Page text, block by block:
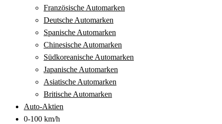
Französische Automarken
Deutsche Automarken
Spanische Automarken
Chinesische Automarken
Südkoreanische Automarken
Japanische Automarken
Asiatische Automarken
Britische Automarken
Auto-Aktien
0-100 km/h